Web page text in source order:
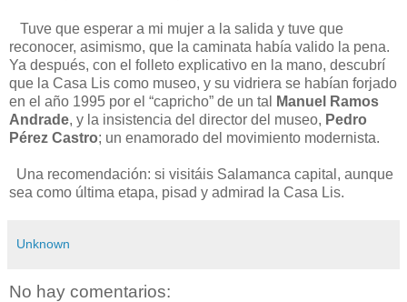
Tuve que esperar a mi mujer a la salida y tuve que
reconocer, asimismo, que la caminata había valido la pena.
Ya después, con el folleto explicativo en la mano, descubrí
que la Casa Lis como museo, y su vidriera se habían forjado
en el año 1995 por el “capricho” de un tal
Manuel Ramos
Andrade, y la insistencia del director del museo, Pedro
Pérez Castro; un enamorado del movimiento modernista.
Una recomendación: si visitáis Salamanca capital, aunque
sea como última etapa, pisad y admirad la Casa Lis.
Unknown
No hay comentarios: